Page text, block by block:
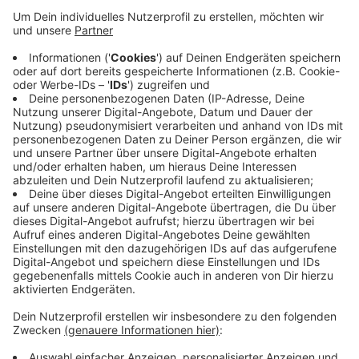
Die neuesten am Mittwoch (10.07.) veröffentlichten
Einschaltquoten belegen, dass über 30 Prozent aller
Einwohner im Kreis Euskirchen ab 14 Jahren täglich
Radio Euskirchen einschaltet. Und damit liegen wir
deutlich vor allen anderen hier empfangbaren
Programmen, egal, ob WDR 2, 1Live, SWR oder andere
Sender. Täglich schalten fast 60.000 Hörerinnen und
Hörer Radio Euskirchen ein.
Und dafür unser herzliches Dankeschön!
Anzeige